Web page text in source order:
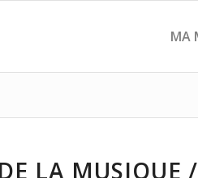
MA
LA MUSIQUE